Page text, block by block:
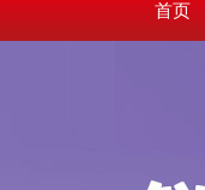
首页